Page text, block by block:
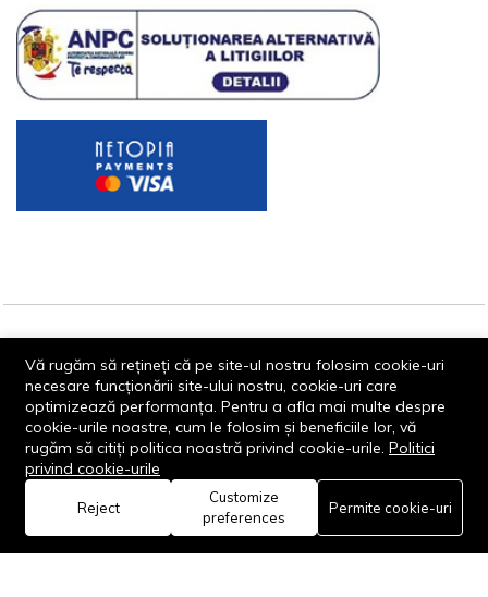
© 2013-2026 - Dornik Total Services S.R.L. CUI 32211812
Reg.Com. J13/1996/2013, Str. Transilvaniei, Nr. 19A
Rămâi conectat:
Acasă Categorie
0
Coș Favorite Cont
Vă rugăm să rețineți că pe site-ul nostru folosim cookie-uri
necesare funcționării site-ului nostru, cookie-uri care
optimizează performanța. Pentru a afla mai multe despre
cookie-urile noastre, cum le folosim și beneficiile lor, vă
rugăm să citiți politica noastră privind cookie-urile. Politici
privind cookie-urile
Reject
Customize
preferences
Permite cookie-uri